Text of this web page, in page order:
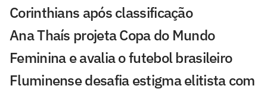
Corinthians após classificação
Ana Thaís projeta Copa do Mundo
Feminina e avalia o futebol brasileiro
Fluminense desafia estigma elitista com